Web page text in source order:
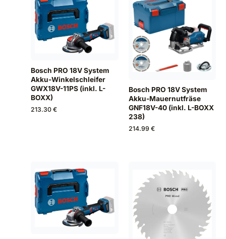
Bosch PRO 18V System
Akku-Winkelschleifer
GWX18V-11PS (inkl. L-
BOXX)
213.30 €
Bosch PRO 18V System
Akku-Mauernutfräse
GNF18V-40 (inkl. L-BOXX
238)
214.99 €